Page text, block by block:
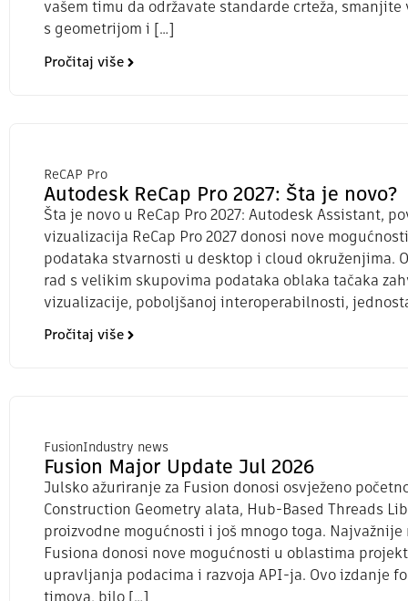
vašem timu da održavate standarde crteža,
s geometrijom i […]
Pročitaj više
ReCAP Pro
Autodesk ReCap Pro 2027: Šta je novo?
Šta je novo u ReCap Pro 2027: Autodesk Assistant,
vizualizacija ReCap Pro 2027 donosi nove
podataka stvarnosti u desktop i cloud okruženjima.
rad s velikim skupovima podataka oblaka tačaka
vizualizacije, poboljšanoj interoperabilnosti,
Pročitaj više
FusionIndustry news
Fusion Major Update Jul 2026
Julsko ažuriranje za Fusion donosi osvježeno
Construction Geometry alata, Hub-Based Threads
proizvodne mogućnosti i još mnogo toga. Najvažnije
Fusiona donosi nove mogućnosti u oblastima
upravljanja podacima i razvoja API-ja. Ovo izdanje